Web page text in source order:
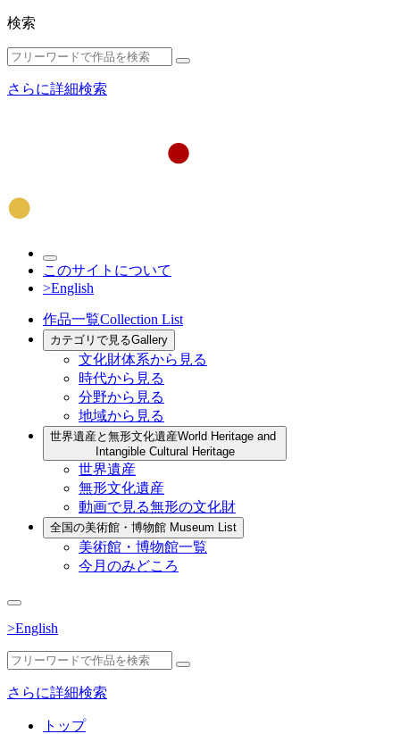
検索
さらに詳細検索
このサイトについて
>English
作品一覧Collection List
カテゴリで見るGallery
文化財体系から見る
時代から見る
分野から見る
地域から見る
世界遺産と無形文化遺産World Heritage and
Intangible Cultural Heritage
世界遺産
無形文化遺産
動画で見る無形の文化財
全国の美術館・博物館 Museum List
美術館・博物館一覧
今月のみどころ
>English
さらに詳細検索
トップ